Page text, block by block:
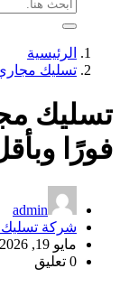
الرئيسية
تسليك مجاري الرياض 24 ساعة – أفضل شركة فتح
فورًا
admin
شركة تسليك
مايو 19, 2026
0 تعليق